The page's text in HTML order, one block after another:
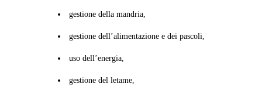
gestione della mandria,
gestione dell’alimentazione e dei pascoli,
uso dell’energia,
gestione del letame,